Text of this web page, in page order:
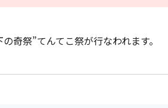
奇祭”てんてこ祭が行なわれます。